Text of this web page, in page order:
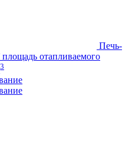
Печь-
площадь отапливаемого
3